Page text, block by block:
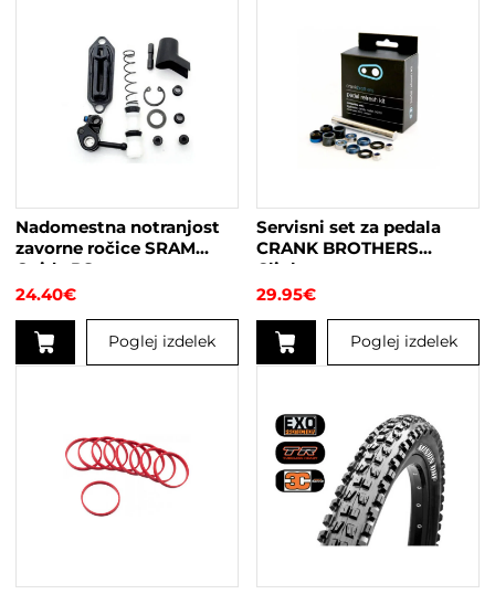
Nadomestna notranjost
zavorne ročice SRAM
Guide RS
24.40€
Poglej izdelek
Servisni set za pedala
CRANK BROTHERS
Clipless
29.95€
Poglej izdelek